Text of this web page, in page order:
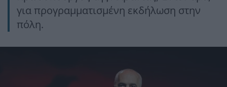
για προγραμματισμένη εκδήλωση στην
πόλη.